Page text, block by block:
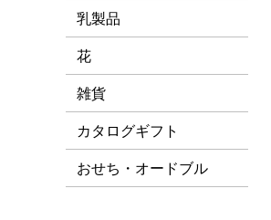
乳製品
花
雑貨
カタログギフト
おせち・オードブル